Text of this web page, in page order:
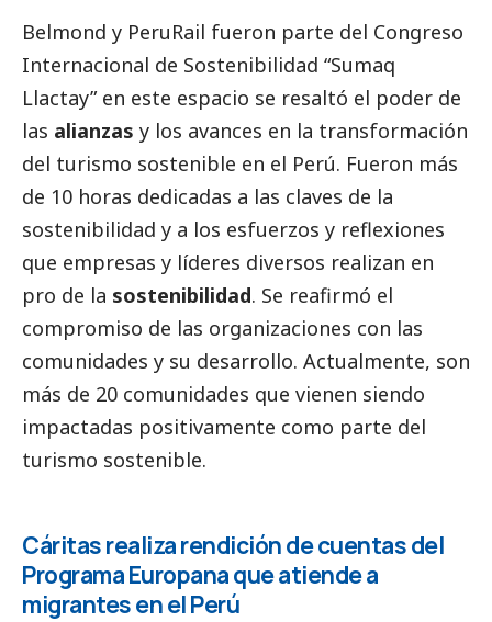
Belmond y PeruRail fueron parte del Congreso
Internacional de Sostenibilidad “Sumaq
Llactay” en este espacio se resaltó el poder de
las alianzas y los avances en la transformación
del turismo sostenible en el Perú. Fueron más
de 10 horas dedicadas a las claves de la
sostenibilidad y a los esfuerzos y reflexiones
que empresas y líderes diversos realizan en
pro de la sostenibilidad. Se reafirmó el
compromiso de las organizaciones con las
comunidades y su desarrollo. Actualmente, son
más de 20 comunidades que vienen siendo
impactadas positivamente como parte del
turismo sostenible.
Cáritas realiza rendición de cuentas del
Programa Europana que atiende a
migrantes en el Perú